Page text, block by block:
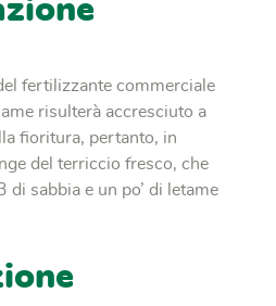
fertilizzante commerciale
risulterà accresciuto a
ﬁoritura, pertanto, in
del terriccio fresco, che
di sabbia e un po’ di letame